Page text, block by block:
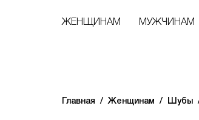
ЖЕНЩИНАМ МУЖЧИНАМ
Главная Женщинам Шубы